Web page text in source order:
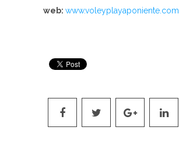
web: www.voleyplayaponiente.com